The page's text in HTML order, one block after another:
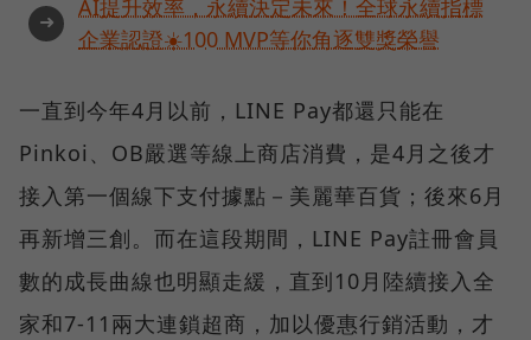
➜
AI提升效率，永續決定未來！全球永續指標
企業認證☀️100 MVP等你角逐雙獎榮譽
一直到今年4月以前，LINE Pay都還只能在
Pinkoi、OB嚴選等線上商店消費，是4月之後才
接入第一個線下支付據點－美麗華百貨；後來6月
再新增三創。而在這段期間，LINE Pay註冊會員
數的成長曲線也明顯走緩，直到10月陸續接入全
家和7-11兩大連鎖超商，加以優惠行銷活動，才